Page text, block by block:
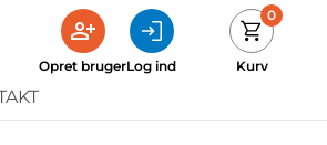
Opret brugerLog ind
0
Kurv